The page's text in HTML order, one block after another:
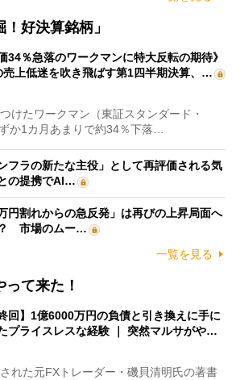
好決算銘柄」
34％急落のワークマンに特大反転の期待》
売上低迷を吹き飛ばす第1四半期決算、…
けたワークマン（東証スタンダード・
か1カ月あまりで約34％下落…
フラの新たな主役」として再評価される気
の提携でAI…
円割れからの急反発」は再びの上昇局面へ
市場のムー…
一覧を見る
て来た！
終回】1億6000万円の負債と引き換えに手に
プライスレスな経験 ｜ 突然マルサがや…
れた元FXトレーダー・磯貝清明氏の著書